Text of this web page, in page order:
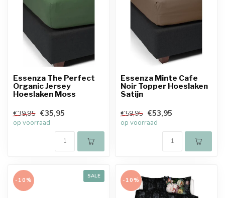
Essenza The Perfect
Organic Jersey
Hoeslaken Moss
€39,95 €35,95
op voorraad
Essenza Minte Cafe
Noir Topper Hoeslaken
Satijn
€59,95 €53,95
op voorraad
SALE
-10% -10%